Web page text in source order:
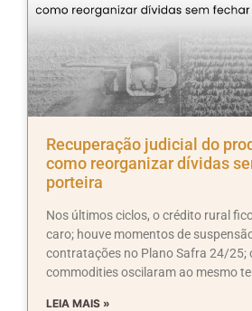
Recuperação judicial do
como reorganizar dívidas
porteira
Nos últimos ciclos, o crédito rural
caro; houve momentos de
contratações no Plano Safra 24/25;
commodities oscilaram ao mesmo
LEIA MAIS »